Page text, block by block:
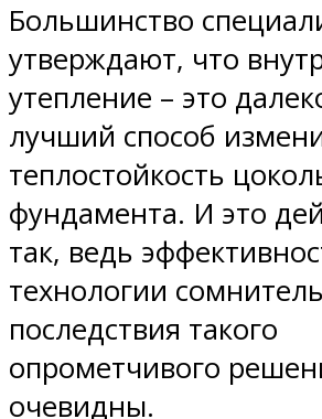
Большинство
утверждают, что
утепление – это
лучший способ
теплостойкость
фундамента. И это
так, ведь
технологии
последствия такого
опрометчивого
очевидны.